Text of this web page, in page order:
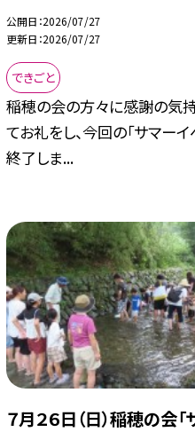
公開日 2026/07/27
更新日 2026/07/27
できごと
稲穂の会の方々に感謝の気
てお礼をし、今回の「サマーイ
終了しま...
７月２６日（日）稲穂の会